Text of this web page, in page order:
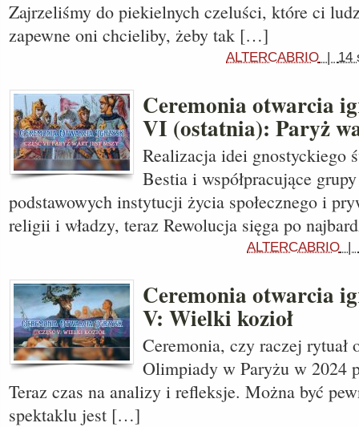
Zajrzeliśmy do piekielnych czeluści, które ci
zapewne oni chcieliby, żeby tak […]
ALTERCABRIO | 14
Ceremonia otwarcia
VI (ostatnia): Paryż
Realizacja idei gnostyckiego
Bestia i współpracujące
podstawowych instytucji życia społecznego i
religii i władzy, teraz Rewolucja sięga po
ALTERCABRIO |
Ceremonia otwarcia
V: Wielki kozioł
Ceremonia, czy raczej
Olimpiady w Paryżu w 2024
Teraz czas na analizy i refleksje. Można być
spektaklu jest […]